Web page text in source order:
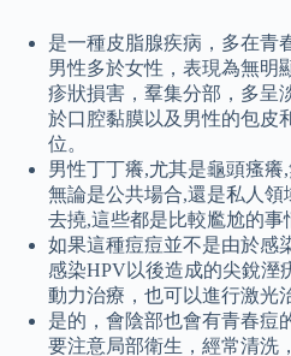
是一種皮脂腺疾病，多在青
男性多於女性，表現為無明
疹狀損害，羣集分部，多呈
於口腔黏膜以及男性的包皮
位。
男性丁丁癢,尤其是龜頭瘙
無論是公共場合,還是私人
去撓,這些都是比較尷尬的事
如果這種痘痘並不是由於感
感染HPV以後造成的尖銳溼
動力治療，也可以進行激光
是的，會陰部也會有青春痘
要注意局部衛生，經常清洗